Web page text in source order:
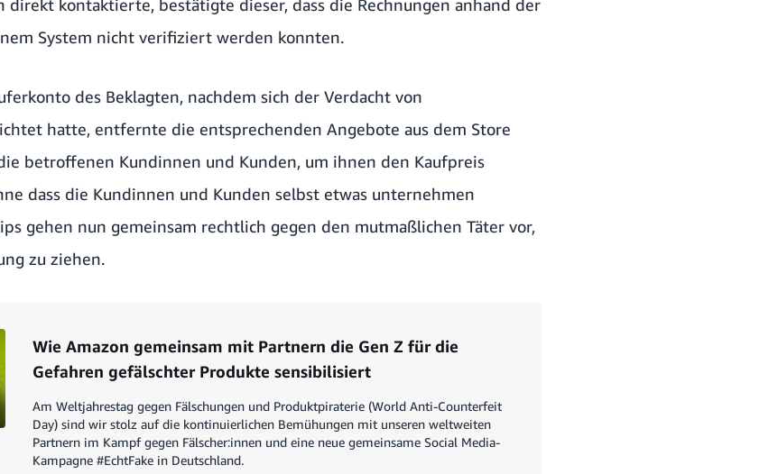
kontaktierte, bestätigte dieser, dass die Rechnungen anhand der
System nicht verifiziert werden konnten.
des Beklagten, nachdem sich der Verdacht von
hatte, entfernte die entsprechenden Angebote aus dem Store
betroffenen Kundinnen und Kunden, um ihnen den Kaufpreis
dass die Kundinnen und Kunden selbst etwas unternehmen
gehen nun gemeinsam rechtlich gegen den mutmaßlichen Täter vor,
zu ziehen.
Wie Amazon gemeinsam mit Partnern die Gen Z für die
Gefahren gefälschter Produkte sensibilisiert
Am Weltjahrestag gegen Fälschungen und Produktpiraterie (World Anti-Counterfeit
Day) sind wir stolz auf die kontinuierlichen Bemühungen mit unseren weltweiten
Partnern im Kampf gegen Fälscher:innen und eine neue gemeinsame Social Media-
Kampagne #EchtFake in Deutschland.